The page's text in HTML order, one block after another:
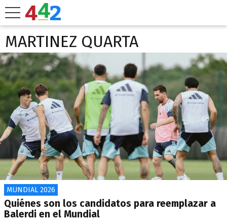
MARTINEZ QUARTA
MUNDIAL 2026
Quiénes son los candidatos para reemplazar a
Balerdi en el Mundial